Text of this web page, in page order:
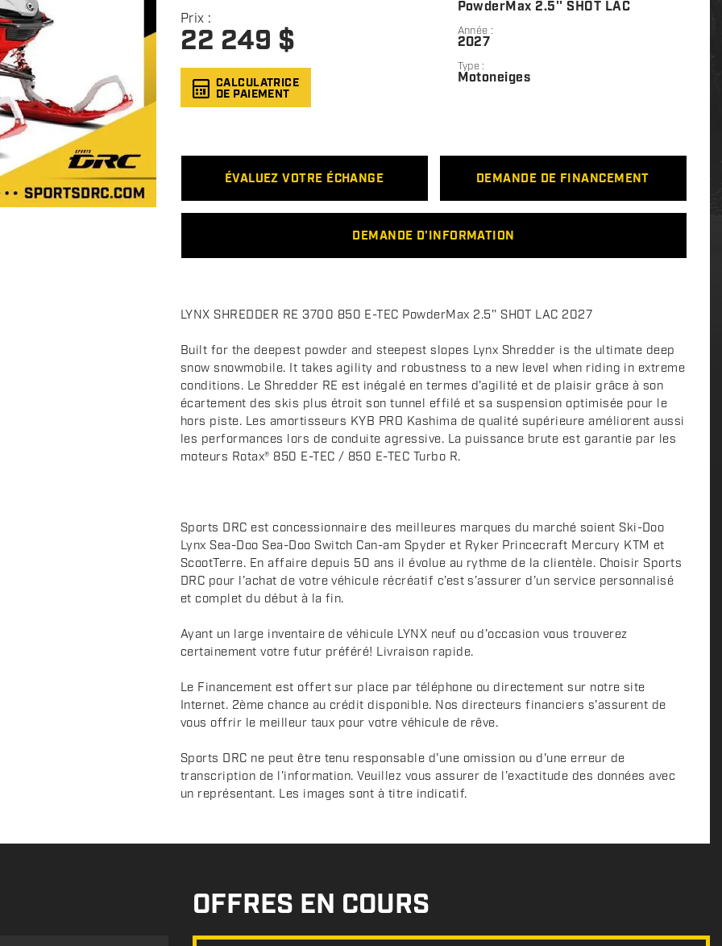
Prix :
22 249 $
CALCULATRICE
DE PAIEMENT
PowderMax 2.5'' SHOT LAC
Année :
2027
Type :
Motoneiges
ÉVALUEZ VOTRE ÉCHANGE DEMANDE DE FINANCEMENT
DEMANDE D'INFORMATION
D
s
c
r
i
p
t
LYNX SHREDDER RE 3700 850 E-TEC PowderMax 2.5'' SHOT LAC 2027
Built for the deepest powder and steepest slopes Lynx Shredder is the ultimate deep
snow snowmobile. It takes agility and robustness to a new level when riding in extreme
conditions. Le Shredder RE est inégalé en termes d'agilité et de plaisir grâce à son
écartement des skis plus étroit son tunnel effilé et sa suspension optimisée pour le
hors piste. Les amortisseurs KYB PRO Kashima de qualité supérieure améliorent aussi
les performances lors de conduite agressive. La puissance brute est garantie par les
moteurs Rotax® 850 E-TEC / 850 E-TEC Turbo R.
Sports DRC est concessionnaire des meilleures marques du marché soient Ski-Doo
Lynx Sea-Doo Sea-Doo Switch Can-am Spyder et Ryker Princecraft Mercury KTM et
ScootTerre. En affaire depuis 50 ans il évolue au rythme de la clientèle. Choisir Sports
DRC pour l’achat de votre véhicule récréatif c’est s’assurer d’un service personnalisé
et complet du début à la fin.
Ayant un large inventaire de véhicule LYNX neuf ou d'occasion vous trouverez
certainement votre futur préféré! Livraison rapide.
Le Financement est offert sur place par téléphone ou directement sur notre site
Internet. 2ème chance au crédit disponible. Nos directeurs financiers s'assurent de
vous offrir le meilleur taux pour votre véhicule de rêve.
Sports DRC ne peut être tenu responsable d'une omission ou d'une erreur de
transcription de l'information. Veuillez vous assurer de l'exactitude des données avec
un représentant. Les images sont à titre indicatif.
OFFRES EN COURS